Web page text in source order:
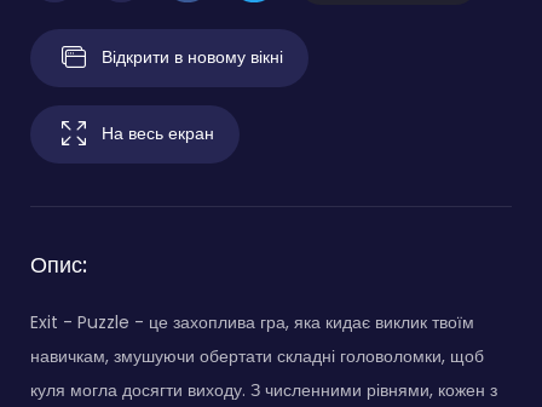
Відкрити в новому вікні
На весь екран
Опис:
Exit - Puzzle - це захоплива гра, яка кидає виклик твоїм
навичкам, змушуючи обертати складні головоломки, щоб
куля могла досягти виходу. З численними рівнями, кожен з